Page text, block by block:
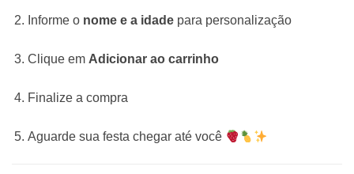
Informe o nome e a idade para personalização
Clique em Adicionar ao carrinho
Finalize a compra
Aguarde sua festa chegar até você